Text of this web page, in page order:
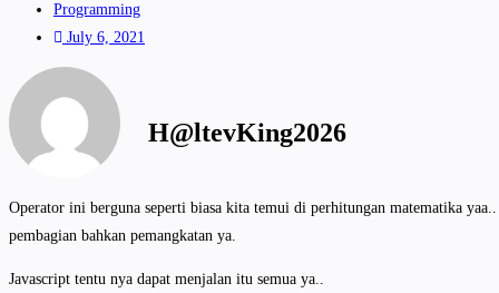
Programming
July 6, 2021
H@ltevKing2026
Operator ini berguna seperti biasa kita temui di perhitungan matematika
pembagian bahkan pemangkatan ya.
Javascript tentu nya dapat menjalan itu semua ya..